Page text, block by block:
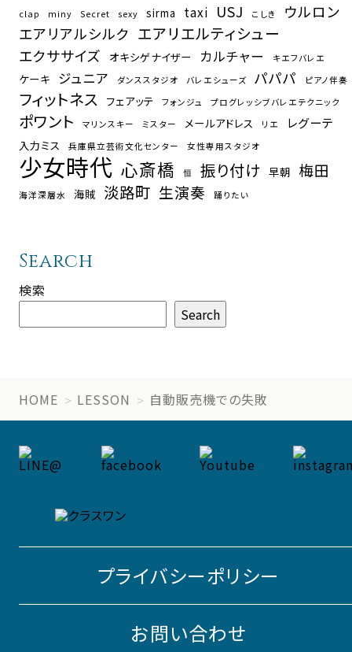
clap miny Secret sexy sirma taxi USJ こしき
ウルロン
エアリアルシルク エアリエルティシュー
エクササイズ オキシゲナイザー カルチャー キエフバレエ
ケーキ ジュニア ダンススタジオ バレエシューズ パパパ ピアノ伴奏
フィットネス フェアッテ フォンジュ プログレッシブバレエテクニック
ポワント マリンスキー ミスター メールアドレス リエ レグーテ
入力ミス 兵庫県立芸術文化センター 女性専用スタジオ
少女時代 心斎橋 恒 振り付け 早朝 梅田
海洋深層水 海賊 淡路町 生演奏 踊りたい
Search
検索
Search
HOME LESSON 自動販売機での失敗
プライバシーポリシー
お問い合わせ